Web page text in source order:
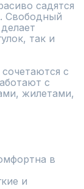
садятся
Свободный
так и
с
жилетами,
в
и